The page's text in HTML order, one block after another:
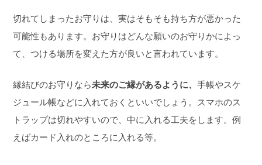
切れてしまったお守りは、実はそもそも持ち方が悪かった
可能性もあります。お守りはどんな願いのお守りかによっ
て、つける場所を変えた方が良いと言われています。
縁結びのお守りなら未来のご縁があるように、手帳やスケ
ジュール帳などに入れておくといいでしょう。スマホのス
トラップは切れやすいので、中に入れる工夫をします。例
えばカード入れのところに入れる等。